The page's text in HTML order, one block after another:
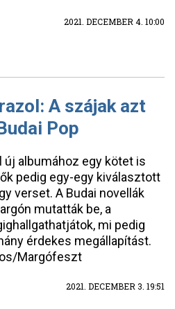
2021. DECEMBER 4. 10:00
A szájak azt
Pop
új albumához egy kötet is
pedig egy-egy kiválasztott
verset. A Budai novellák
mutatták be, a
mi pedig
érdekes megállapítást.
Margófeszt
2021. DECEMBER 3. 19:51